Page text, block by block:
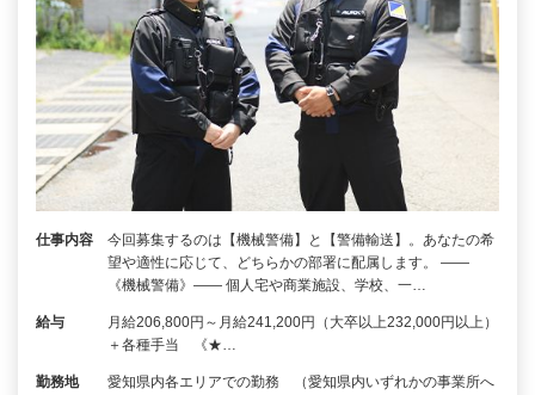
仕事内容
今回募集するのは【機械警備】と【警備輸送】。あなたの希
望や適性に応じて、どちらかの部署に配属します。 ――
《機械警備》―― 個人宅や商業施設、学校、一…
給与
月給206,800円～月給241,200円（大卒以上232,000円以上）
＋各種手当 《★…
勤務地
愛知県内各エリアでの勤務 （愛知県内いずれかの事業所へ